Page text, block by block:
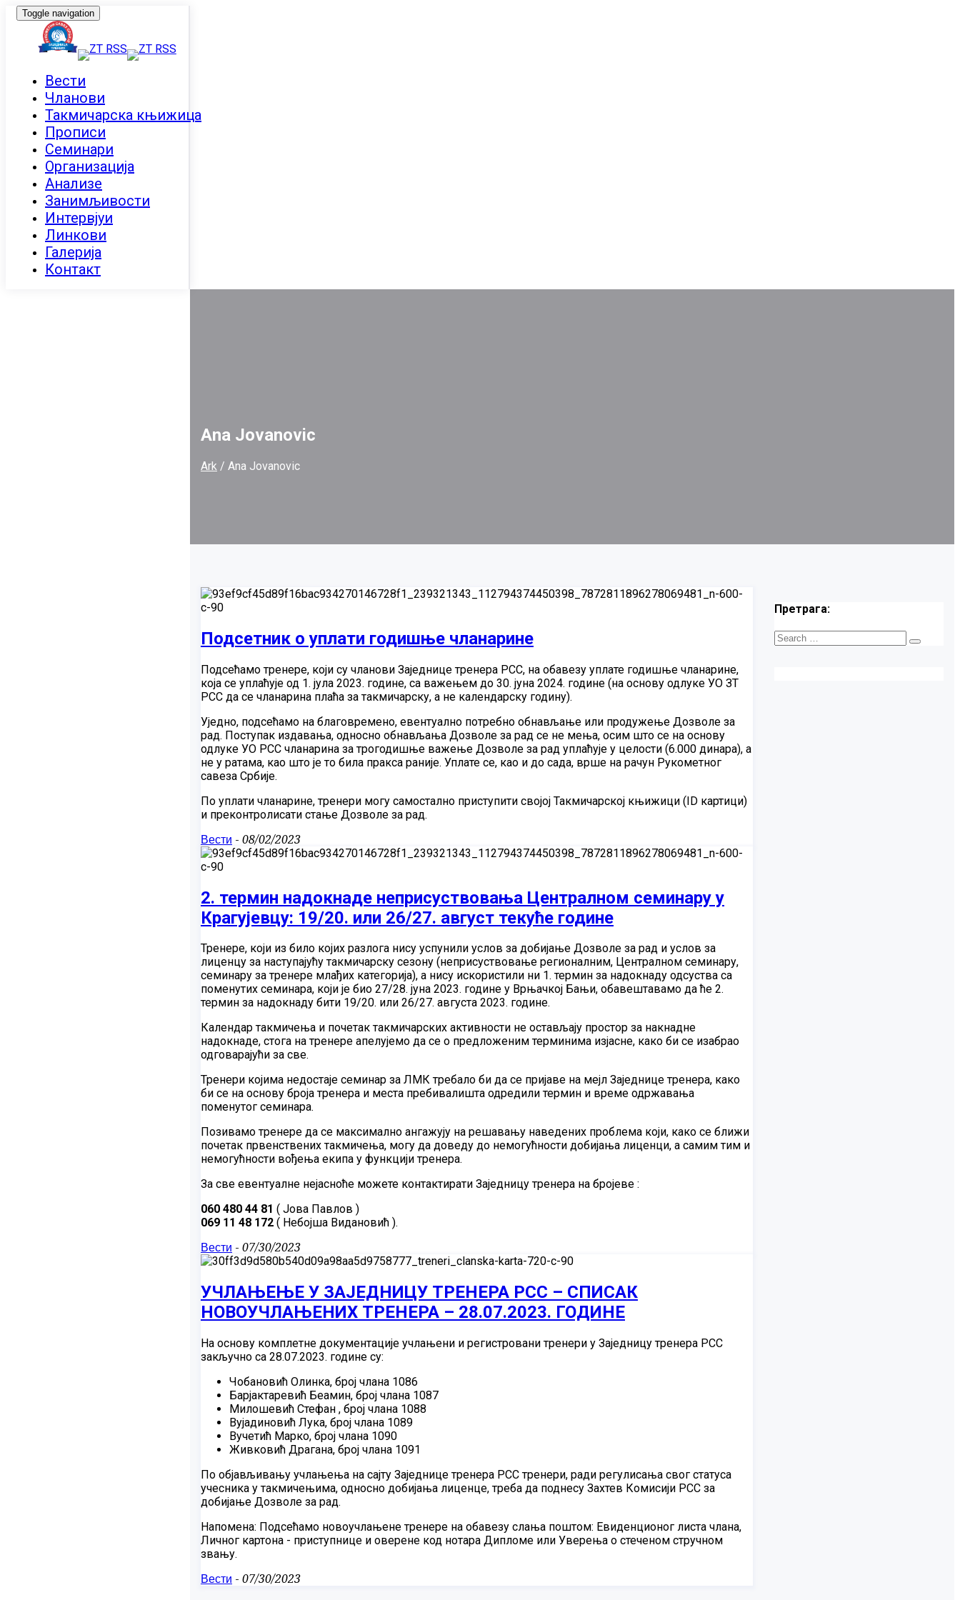
Toggle navigation
Вести
Чланови
Такмичарска књижица
Прописи
Семинари
Организација
Анализе
Занимљивости
Интервјуи
Линкови
Галерија
Контакт
Ana Jovanovic
Ark / Ana Jovanovic
Подсетник о уплати годишње чланарине
Подсећамо тренере, који су чланови Заједнице тренера РСС, на обавезу уплате годишње чланарине,
која се уплаћује од 1. јула 2023. године, са важењем до 30. јуна 2024. године (на основу одлуке УО ЗТ
РСС да се чланарина плаћа за такмичарску, а не календарску годину).
Уједно, подсећамо на благовремено, евентуално потребно обнављање или продужење Дозволе за
рад. Поступак издавања, односно обнављања Дозволе за рад се не мења, осим што се на основу
одлуке УО РСС чланарина за трогодишње важење Дозволе за рад уплаћује у целости (6.000 динара), а
не у ратама, као што је то била пракса раније. Уплате се, као и до сада, врше на рачун Рукометног
савеза Србије.
По уплати чланарине, тренери могу самостално приступити својој Такмичарској књижици (ID картици)
и преконтролисати стање Дозволе за рад.
Вести - 08/02/2023
2. термин надокнаде неприсуствовања Централном семинару у
Крагујевцу: 19/20. или 26/27. август текуће године
Тренере, који из било којих разлога нису успунили услов за добијање Дозволе за рад и услов за
лиценцу за наступајућу такмичарску сезону (неприсуствовање регионалним, Централном семинару,
семинару за тренере млађих категорија), а нису искористили ни 1. термин за надокнаду одсуства са
поменутих семинара, који је био 27/28. јуна 2023. године у Врњачкој Бањи, обавештавамо да ће 2.
термин за надокнаду бити 19/20. или 26/27. августа 2023. године.
Календар такмичења и почетак такмичарских активности не остављају простор за накнадне
надокнаде, стога на тренере апелујемо да се о предложеним терминима изјасне, како би се изабрао
одговарајући за све.
Тренери којима недостаје семинар за ЛМК требало би да се пријаве на мејл Заједнице тренера, како
би се на основу броја тренера и места пребивалишта одредили термин и време одржавања
поменутог семинара.
Позивамо тренере да се максимално ангажују на решавању наведених проблема који, како се ближи
почетак првенствених такмичења, могу да доведу до немогућности добијања лиценци, а самим тим и
немогућности вођења екипа у функцији тренера.
За све евентуалне нејасноће можете контактирати Заједницу тренера на бројеве :
060 480 44 81 ( Јова Павлов )
069 11 48 172 ( Небојша Видановић ).
Вести - 07/30/2023
УЧЛАЊЕЊЕ У ЗАЈЕДНИЦУ ТРЕНЕРА РСС – СПИСАК
НОВОУЧЛАЊЕНИХ ТРЕНЕРА – 28.07.2023. ГОДИНЕ
На основу комплетне документације учлањени и регистровани тренери у Заједницу тренера РСС
закључно са 28.07.2023. године су:
Чобановић Олинка, број члана 1086
Барјактаревић Беамин, број члана 1087
Милошевић Стефан , број члана 1088
Вујадиновић Лука, број члана 1089
Вучетић Марко, број члана 1090
Живковић Драгана, број члана 1091
По објављивању учлањења на сајту Заједнице тренера РСС тренери, ради регулисања свог статуса
учесника у такмичењима, односно добијања лиценце, треба да поднесу Захтев Комисији РСС за
добијање Дозволе за рад.
Напомена: Подсећамо новоучлањене тренере на обавезу слања поштом: Евиденционог листа члана,
Личног картона - приступнице и оверене код нотара Дипломе или Уверења о стеченом стручном
звању.
Вести - 07/30/2023
Претрага: